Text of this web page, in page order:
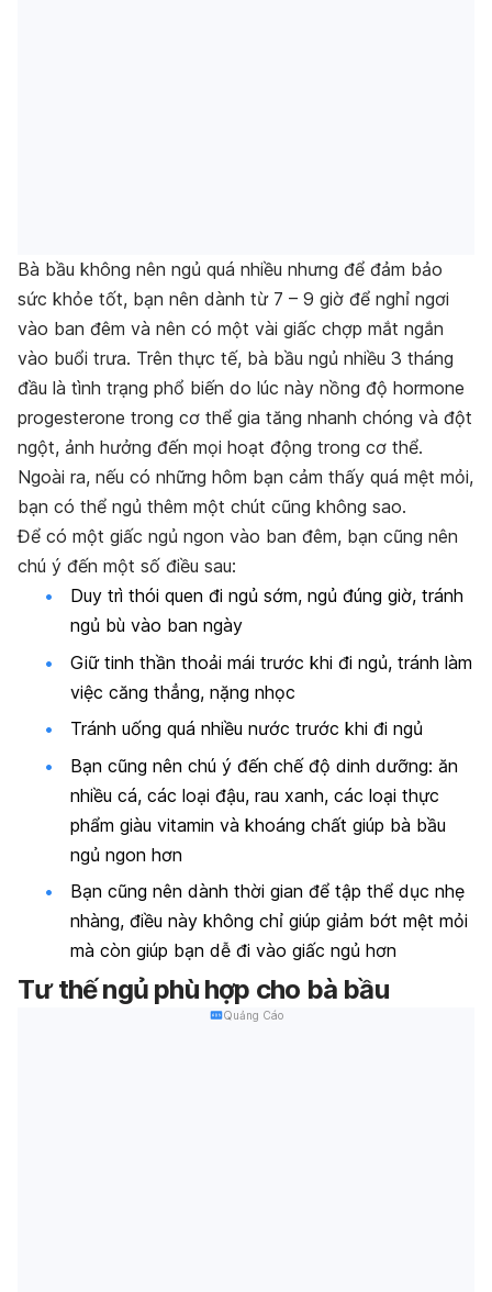
Bà bầu không nên ngủ quá nhiều nhưng để đảm bảo
sức khỏe tốt, bạn nên dành từ 7 – 9 giờ để nghỉ ngơi
vào ban đêm và nên có một vài giấc chợp mắt ngắn
vào buổi trưa. Trên thực tế, bà bầu ngủ nhiều 3 tháng
đầu là tình trạng phổ biến do lúc này nồng độ hormone
progesterone trong cơ thể gia tăng nhanh chóng và đột
ngột, ảnh hưởng đến mọi hoạt động trong cơ thể.
Ngoài ra, nếu có những hôm bạn cảm thấy quá mệt mỏi,
bạn có thể ngủ thêm một chút cũng không sao.
Để có một giấc ngủ ngon vào ban đêm, bạn cũng nên
chú ý đến một số điều sau:
Duy trì thói quen đi ngủ sớm, ngủ đúng giờ, tránh
ngủ bù vào ban ngày
Giữ tinh thần thoải mái trước khi đi ngủ, tránh làm
việc căng thẳng, nặng nhọc
Tránh uống quá nhiều nước trước khi đi ngủ
Bạn cũng nên chú ý đến chế độ dinh dưỡng: ăn
nhiều cá, các loại đậu, rau xanh, các loại thực
phẩm giàu vitamin và khoáng chất giúp bà bầu
ngủ ngon hơn
Bạn cũng nên dành thời gian để tập thể dục nhẹ
nhàng, điều này không chỉ giúp giảm bớt mệt mỏi
mà còn giúp bạn dễ đi vào giấc ngủ hơn
Tư thế ngủ phù hợp cho bà bầu
Quảng Cáo